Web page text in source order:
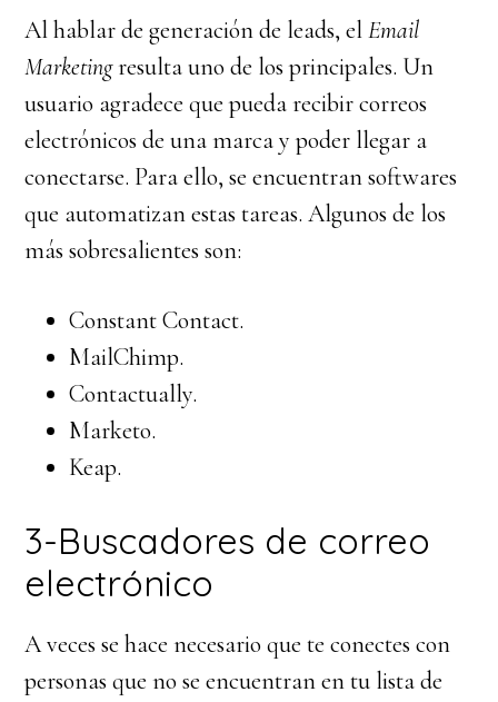
Al hablar de generación de leads, elEmail
Marketingresulta uno de los principales. Un
usuario agradece que pueda recibir correos
electrónicos de una marca y poder llegar a
conectarse. Para ello, se encuentran softwares
que automatizan estas tareas. Algunos de los
más sobresalientes son:
Constant Contact.
MailChimp.
Contactually.
Marketo.
Keap.
3-Buscadores de correo
electrónico
A veces se hace necesario que te conectes con
personas que no se encuentran en tu lista de